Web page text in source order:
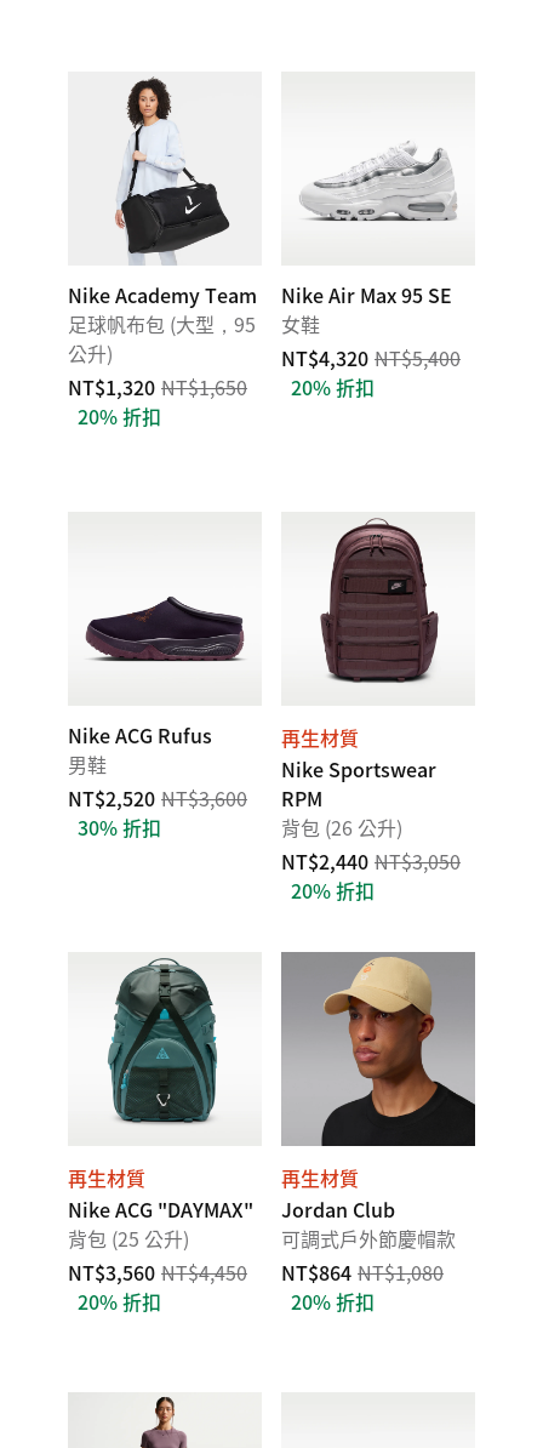
Nike Academy Team
足球帆布包 (大型，95
公升)
NT$1,320 NT$1,650
20% 折扣
Nike Air Max 95 SE
女鞋
NT$4,320 NT$5,400
20% 折扣
Nike ACG Rufus
男鞋
NT$2,520 NT$3,600
30% 折扣
再生材質
Nike Sportswear
RPM
背包 (26 公升)
NT$2,440 NT$3,050
20% 折扣
再生材質
Nike ACG "DAYMAX"
背包 (25 公升)
NT$3,560 NT$4,450
20% 折扣
再生材質
Jordan Club
可調式戶外節慶帽款
NT$864 NT$1,080
20% 折扣